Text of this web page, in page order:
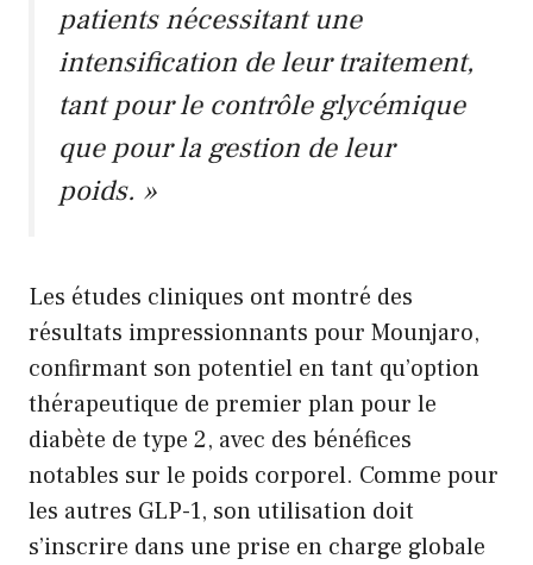
patients nécessitant une
intensification de leur traitement,
tant pour le contrôle glycémique
que pour la gestion de leur
poids. »
Les études cliniques ont montré des
résultats impressionnants pour Mounjaro,
confirmant son potentiel en tant qu’option
thérapeutique de premier plan pour le
diabète de type 2, avec des bénéfices
notables sur le poids corporel. Comme pour
les autres GLP-1, son utilisation doit
s’inscrire dans une prise en charge globale